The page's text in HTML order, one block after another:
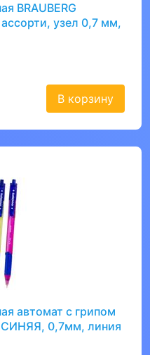
BRAUBERG
узел 0,7 мм,
В корзину
автомат с грипом
0,7мм, линия